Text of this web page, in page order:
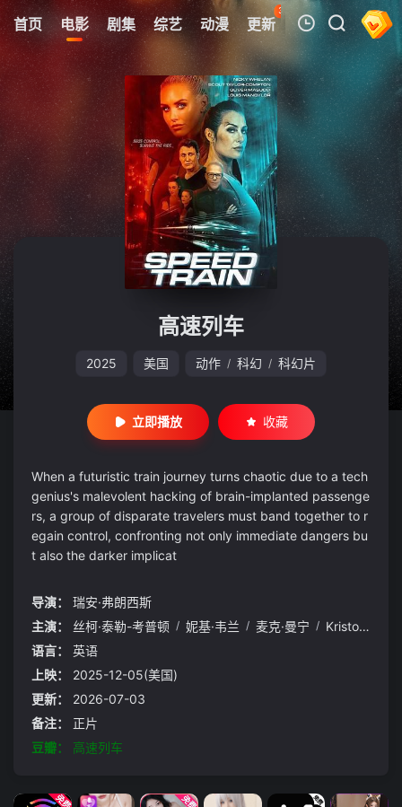
首页 电影 剧集 综艺 动漫 更新
39
热榜 APP
我的观影记录
暂无观看影片的记录
高速列车
2025 美国 动作 / 科幻 / 科幻片
立即播放 收藏
When a futuristic train journey turns chaotic due to a tech
genius's malevolent hacking of brain-implanted passenge
rs, a group of disparate travelers must band together to r
egain control, confronting not only immediate dangers bu
t also the darker implicat
导演：
瑞安·弗朗西斯
主演：
丝柯·泰勒-考普顿 / 妮基·韦兰 / 麦克·曼宁 / Kristos
语言：
英语
上映：
2025-12-05(美国)
更新：
2026-07-03
备注：
正片
豆瓣：
高速列车